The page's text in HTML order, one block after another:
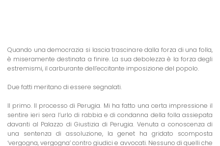
Quando una democrazia si lascia trascinare dalla forza di una folla,
è miseramente destinata a finire. La sua debolezza è la forza degli
estremismi, il carburante dell’eccitante imposizione del popolo.
Due fatti meritano di essere segnalati.
Il primo. Il processo di Perugia. Mi ha fatto una certa impressione il
sentire ieri sera l’urlo di rabbia e di condanna della folla assiepata
davanti al Palazzo di Giustizia di Perugia. Venuta a conoscenza di
una sentenza di assoluzione, la genet ha gridato scomposta
‘vergogna, vergogna’ contro giudici e avvocati. Nessuno di quelli che